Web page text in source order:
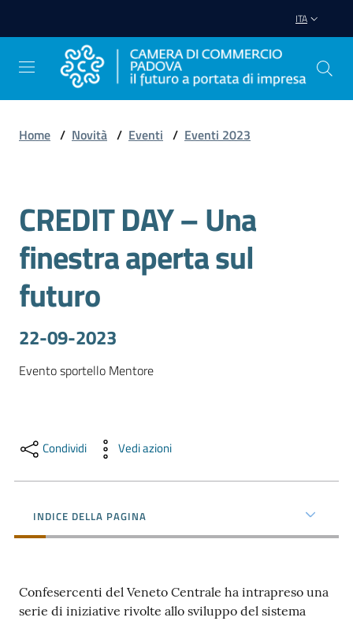
ITA
Gestire
Impresa
Impresa
e
territorio
Tutelare
Impresa
e
Digitale
Home / Novità / Eventi / Eventi 2023
Salta al contenuto
CREDIT DAY – Una
finestra aperta sul
futuro
22-09-2023
Evento sportello Mentore
Condividi Vedi azioni
INDICE DELLA PAGINA
Confesercenti del Veneto Centrale ha intrapreso una
serie di iniziative rivolte allo sviluppo del sistema